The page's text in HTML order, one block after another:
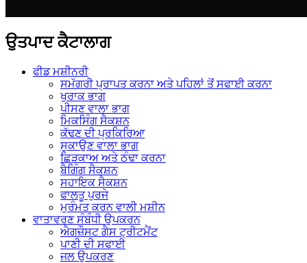
ਉਤਪਾਦ ਕੈਟਾਲਾਗ
ਫੀਡ ਮਸ਼ੀਨਰੀ
ਸਮੱਗਰੀ ਪ੍ਰਾਪਤ ਕਰਨਾ ਅਤੇ ਪਹਿਲਾਂ ਤੋਂ ਸਫਾਈ ਕਰਨਾ
ਖੁਰਾਕ ਭਾਗ
ਪੀਸਣ ਵਾਲਾ ਭਾਗ
ਮਿਕਸਿੰਗ ਸੈਕਸ਼ਨ
ਕੱਢਣ ਦੀ ਪ੍ਰਕਿਰਿਆ
ਸੁਕਾਉਣ ਵਾਲਾ ਭਾਗ
ਛਿੜਕਾਅ ਅਤੇ ਠੰਢਾ ਕਰਨਾ
ਬੈਗਿੰਗ ਸੈਕਸ਼ਨ
ਸਹਾਇਕ ਸੈਕਸ਼ਨ
ਫਾਲਤੂ ਪੁਰਜੇ
ਮੁਰੰਮਤ ਕਰਨ ਵਾਲੀ ਮਸ਼ੀਨ
ਵਾਤਾਵਰਣ ਸੰਬੰਧੀ ਉਪਕਰਨ
ਐਗਜ਼ੌਸਟ ਗੈਸ ਟ੍ਰੀਟਮੈਂਟ
ਪਾਣੀ ਦੀ ਸਫਾਈ
ਜਲ ਉਪਕਰਣ